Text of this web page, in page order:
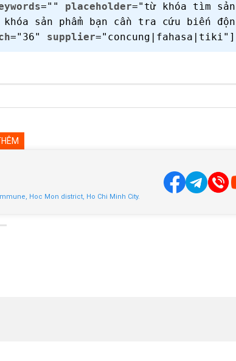
="" placeholder="từ khóa tìm sản
khóa sản phẩm bạn cần tra cứu biến
="36" supplier="concung|fahasa|tiki"]
Hoc Mon district, Ho Chi Minh City.